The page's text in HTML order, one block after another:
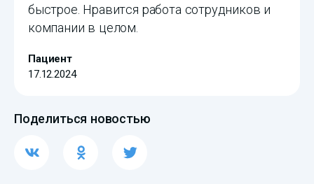
быстрое. Нравится работа сотрудников и
компании в целом.
Пациент
17.12.2024
Поделиться новостью